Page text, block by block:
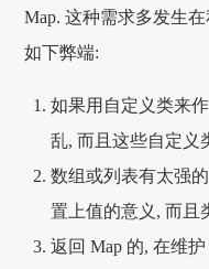
Map. 这种需求多发生
如下弊端:
如果用自定义类来
乱, 而且这些自定义
数组或列表有太强
置上值的意义, 而且
返回 Map 的, 在维